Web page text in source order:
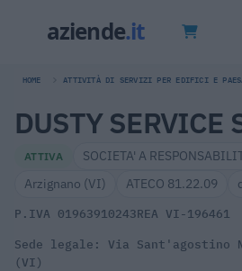
HOME ATTIVITÀ DI SERVIZI PER EDIFICI E
DUSTY SERVICE
ATTIVA
SOCIETA' A
Arzignano (VI)
ATECO 81.22.09
P.IVA 01963910243REA VI-196461
Sede legale: Via Sant'agostino
(VI)